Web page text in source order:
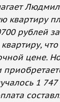
квартиру
рублей
цене.
1